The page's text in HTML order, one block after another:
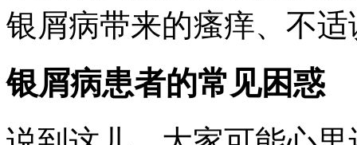
银屑病带来的瘙痒、不
银屑病患者的常见困惑